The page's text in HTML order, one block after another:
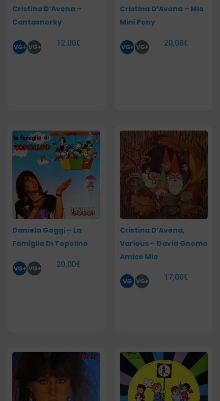
Cristina D’Avena –
Cantasnorky
12,00€
Cristina D’Avena – Mio
Mini Pony
20,00€
Daniela Goggi – La
Famiglia Di Topolino
20,00€
Cristina D’Avena,
Various – David Gnomo
Amico Mio
17,00€